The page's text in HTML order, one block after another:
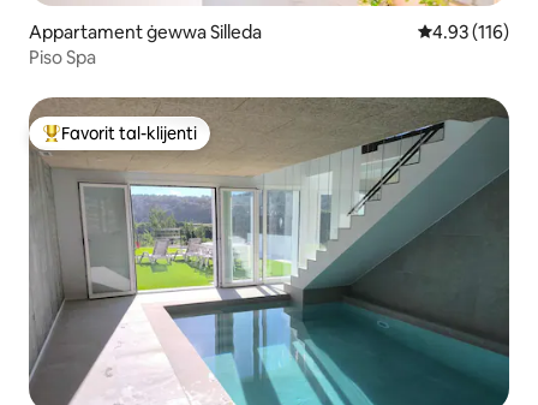
Appartament ġewwa Silleda Rating medju
4.93 (116)
Piso Spa
Wieħed mill-aqwa favoriti tal-klijenti
Favorit tal-klijenti